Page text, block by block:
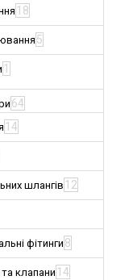
18
5
1
64
14
шлангів 12
фітинги8
клапани 14